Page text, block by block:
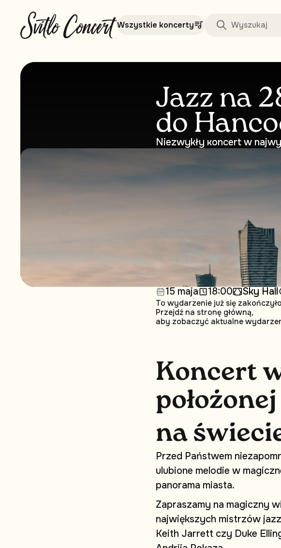
Wszystkie koncerty
Jazz na
do
Niezwykły кoncert w
15 maja 18:00 Sky Hall
To wydarzenie już się
Przejdź na stronę główną,
aby zobaczyć aktualne
Koncert
położonej
na świeci
Przed Państwem niezapom
ulubione melodie w magiczn
panorama miasta.
Zapraszamy na magiczny w
największych mistrzów jazz
Keith Jarrett czy Duke Ellin